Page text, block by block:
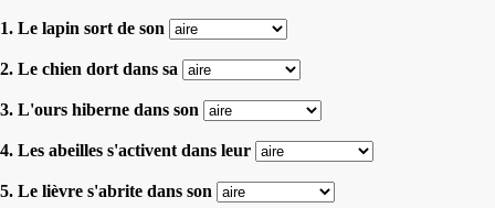
1. Le lapin sort de son
2. Le chien dort dans sa
3. L'ours hiberne dans son
4. Les abeilles s'activent dans leur
5. Le lièvre s'abrite dans son